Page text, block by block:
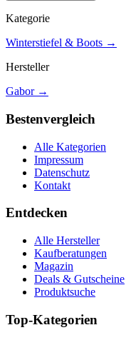
Kategorie
Winterstiefel & Boots →
Hersteller
Gabor→
Bestenvergleich
Alle Kategorien
Impressum
Datenschutz
Kontakt
Entdecken
Alle Hersteller
Kaufberatungen
Magazin
Deals & Gutscheine
Produktsuche
Top-Kategorien